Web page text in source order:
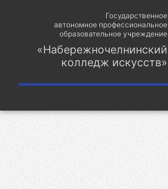
Государственное
автономное профессиональное
образовательное учреждение
«Набережночелнинский
колледж искусств»